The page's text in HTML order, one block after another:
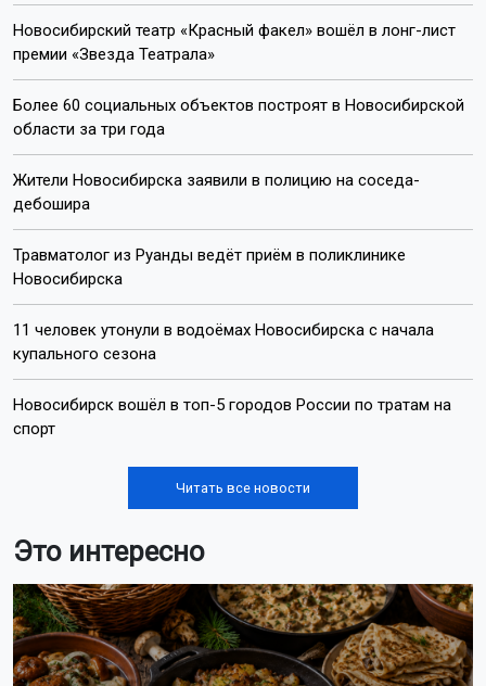
Новосибирский театр «Красный факел» вошёл в лонг-лист
премии «Звезда Театрала»
Более 60 социальных объектов построят в Новосибирской
области за три года
Жители Новосибирска заявили в полицию на соседа-
дебошира
Травматолог из Руанды ведёт приём в поликлинике
Новосибирска
11 человек утонули в водоёмах Новосибирска с начала
купального сезона
Новосибирск вошёл в топ-5 городов России по тратам на
спорт
Читать все новости
Это интересно